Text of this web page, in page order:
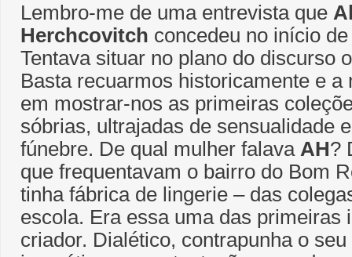
Lembro-me de uma entrevista que
Herchcovitch concedeu no início
Tentava situar no plano do discurso
Basta recuarmos historicamente e
em mostrar-nos as primeiras
sóbrias, ultrajadas de sensualidade
fúnebre. De qual mulher falava AH?
que frequentavam o bairro do Bom
tinha fábrica de lingerie – das
escola. Era essa uma das primeiras
criador. Dialético, contrapunha o